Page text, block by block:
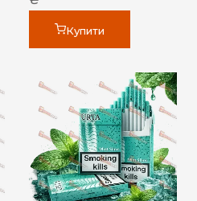
Купити